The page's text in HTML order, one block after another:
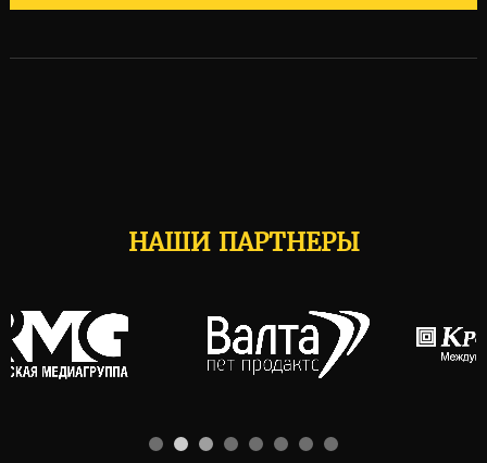
НАШИ ПАРТНЕРЫ